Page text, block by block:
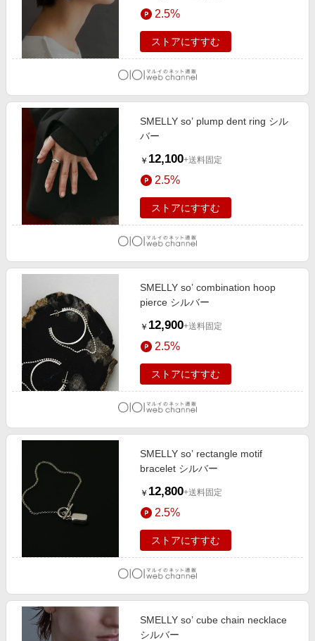
2.5%
ストアにすすむ
SMELLY so’ plump dent ring シル
バー
￥ 12,100+送料固定
2.5%
ストアにすすむ
SMELLY so’ combination hoop
pierce シルバー
￥ 12,900+送料固定
2.5%
ストアにすすむ
SMELLY so’ rectangle motif
bracelet シルバー
￥ 12,800+送料固定
2.5%
ストアにすすむ
SMELLY so’ cube chain necklace
シルバー